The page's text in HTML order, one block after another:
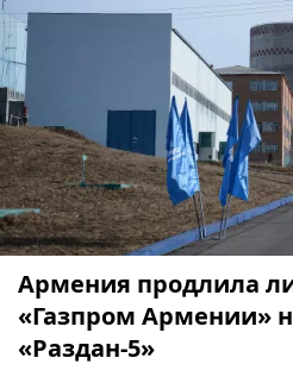
Армения продлила
«Газпром Армении»
«Раздан-5»